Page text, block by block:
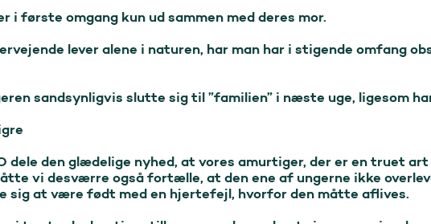
i første omgang kun ud sammen med deres mor.
lever alene i naturen, har man har i stigende omfang
sandsynligvis slutte sig til ”familien” i næste uge, ligesom
dele den glædelige nyhed, at vores amurtiger, der er en truet
vi desværre også fortælle, at den ene af ungerne ikke
sig at være født med en hjertefejl, hvorfor den måtte aflives.